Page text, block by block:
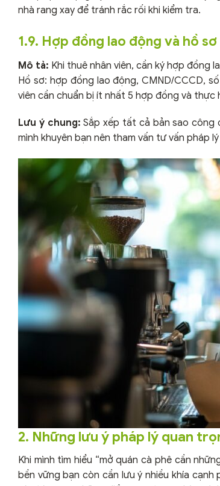
nhà rang xay để tránh rắc rối khi kiểm tra.
1.9. Hợp đồng lao động và hồ sơ
Mô tả: Khi thuê nhân viên, cần ký hợp đồng
Hồ sơ: hợp đồng lao động, CMND/CCCD,
viên cần chuẩn bị ít nhất 5 hợp đồng và
Lưu ý chung: Sắp xếp tất cả bản sao công
mình khuyên bạn nên tham vấn tư vấn pháp
2. Những lưu ý pháp lý quan
Khi mình tìm hiểu “mở quán cà phê cần
bền vững bạn còn cần lưu ý nhiều khía